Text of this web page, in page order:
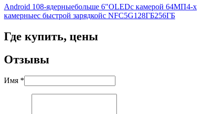
Android 108-ядерныебольше 6"OLEDс камерой 64МП4-х
камерныес быстрой зарядкойс NFC5G128ГБ256ГБ
Где купить, цены
Отзывы
Имя *